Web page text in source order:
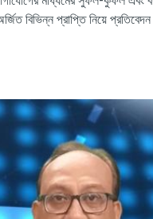
বিভিন্ন প্রাপ্তি নিয়ে